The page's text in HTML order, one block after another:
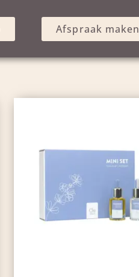
Afspraak maken